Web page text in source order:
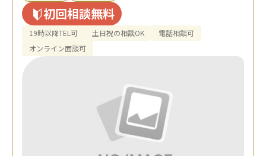
初回相談無料
19時以降TEL可 土日祝の相談OK
電話相談可
オンライン面談可